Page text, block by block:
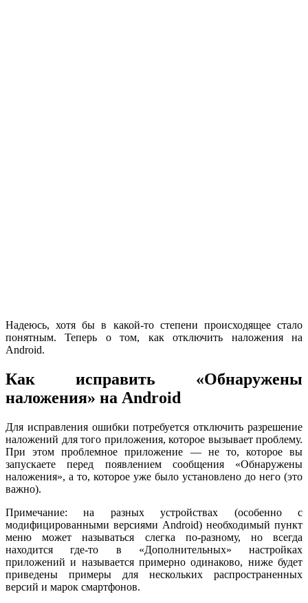
Надеюсь, хотя бы в какой-то степени происходящее стало
понятным. Теперь о том, как отключить наложения на
Android.
Как исправить «Обнаружены
наложения» на Android
Для исправления ошибки потребуется отключить разрешение
наложений для того приложения, которое вызывает проблему.
При этом проблемное приложение — не то, которое вы
запускаете перед появлением сообщения «Обнаружены
наложения», а то, которое уже было установлено до него (это
важно).
Примечание: на разных устройствах (особенно с
модифицированными версиями Android) необходимый пункт
меню может называться слегка по-разному, но всегда
находится где-то в «Дополнительных» настройках
приложений и называется примерно одинаково, ниже будет
приведены примеры для нескольких распространенных
версий и марок смартфонов.